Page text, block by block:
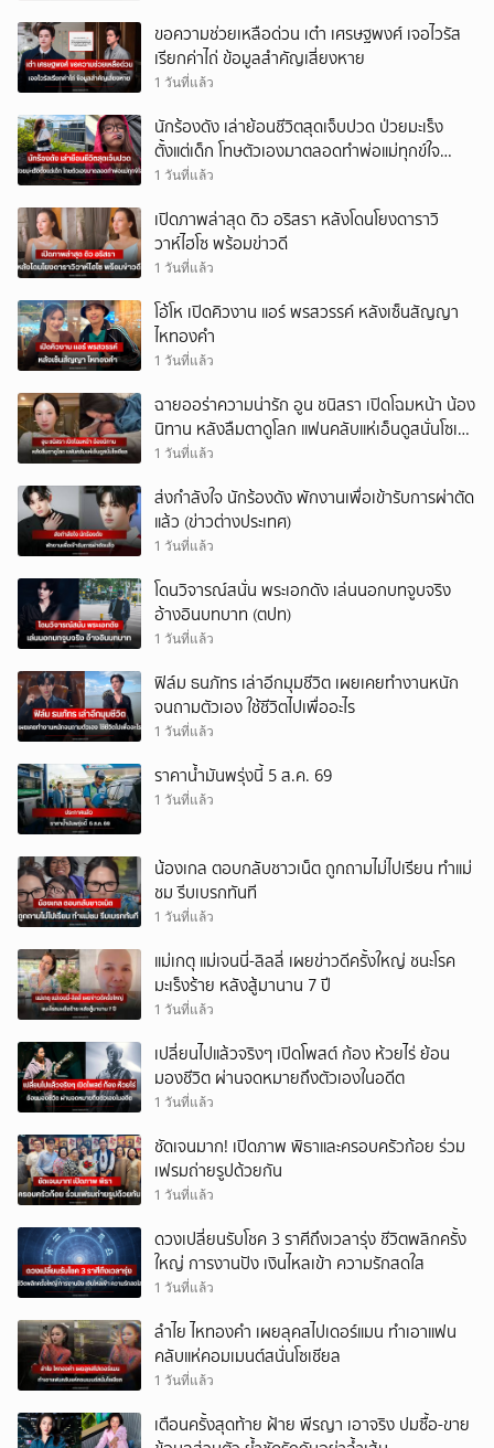
ขอความช่วยเหลือด่วน เต๋า เศรษฐพงศ์ เจอไวรัส
เรียกค่าไถ่ ข้อมูลสำคัญเสี่ยงหาย
1 วันที่แล้ว
นักร้องดัง เล่าย้อนชีวิตสุดเจ็บปวด ป่วยมะเร็ง
ตั้งแต่เด็ก โทษตัวเองมาตลอดทำพ่อแม่ทุกข์ใจ
(ตปท.)
1 วันที่แล้ว
เปิดภาพล่าสุด ดิว อริสรา หลังโดนโยงดาราวิ
วาห์ไฮโซ พร้อมข่าวดี
1 วันที่แล้ว
โอ้โห เปิดคิวงาน แอร์ พรสวรรค์ หลังเซ็นสัญญา
ไหทองคำ
1 วันที่แล้ว
ฉายออร่าความน่ารัก อูน ชนิสรา เปิดโฉมหน้า น้อง
นิทาน หลังลืมตาดูโลก แฟนคลับแห่เอ็นดูสนั่นโซเชีย
ล1 วันที่แล้ว
ส่งกำลังใจ นักร้องดัง พักงานเพื่อเข้ารับการผ่าตัด
แล้ว (ข่าวต่างประเทศ)
1 วันที่แล้ว
โดนวิจารณ์สนั่น พระเอกดัง เล่นนอกบทจูบจริง
อ้างอินบทบาท (ตปท)
1 วันที่แล้ว
ฟิล์ม ธนภัทร เล่าอีกมุมชีวิต เผยเคยทำงานหนัก
จนถามตัวเอง ใช้ชีวิตไปเพื่ออะไร
1 วันที่แล้ว
ราคาน้ำมันพรุ่งนี้ 5 ส.ค. 69
1 วันที่แล้ว
น้องเกล ตอบกลับชาวเน็ต ถูกถามไม่ไปเรียน ทำแม่
ชม รีบเบรกทันที
1 วันที่แล้ว
แม่เกตุ แม่เจนนี่-ลิลลี่ เผยข่าวดีครั้งใหญ่ ชนะโรค
มะเร็งร้าย หลังสู้มานาน 7 ปี
1 วันที่แล้ว
เปลี่ยนไปแล้วจริงๆ เปิดโพสต์ ก้อง ห้วยไร่ ย้อน
มองชีวิต ผ่านจดหมายถึงตัวเองในอดีต
1 วันที่แล้ว
ชัดเจนมาก! เปิดภาพ พิธาและครอบครัวก้อย ร่วม
เฟรมถ่ายรูปด้วยกัน
1 วันที่แล้ว
ดวงเปลี่ยนรับโชค 3 ราศีถึงเวลารุ่ง ชีวิตพลิกครั้ง
ใหญ่ การงานปัง เงินไหลเข้า ความรักสดใส
1 วันที่แล้ว
ลำไย ไหทองคำ เผยลุคสไปเดอร์แมน ทำเอาแฟน
คลับแห่คอมเมนต์สนั่นโซเชียล
1 วันที่แล้ว
เตือนครั้งสุดท้าย ฝ้าย พีรญา เอาจริง ปมซื้อ-ขาย